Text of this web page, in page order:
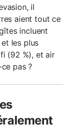
il
aient tout ce
incluent
les plus
(92 %), et air
pas ?